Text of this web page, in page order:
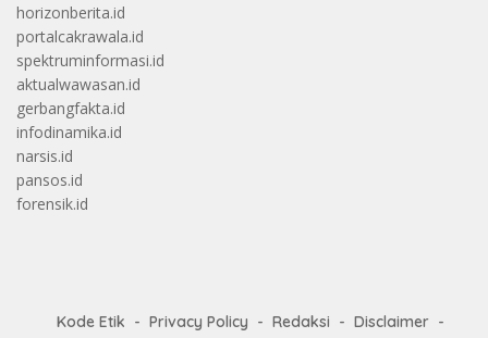
horizonberita.id
portalcakrawala.id
spektruminformasi.id
aktualwawasan.id
gerbangfakta.id
infodinamika.id
narsis.id
pansos.id
forensik.id
Kode Etik Privacy Policy Redaksi
Disclaimer